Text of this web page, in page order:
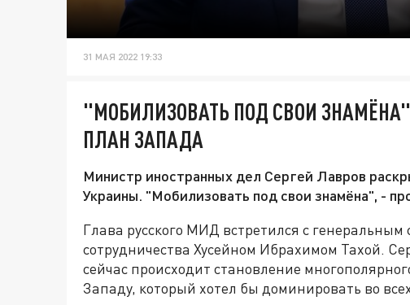
31 МАЯ 2022 19:33
"МОБИЛИЗОВАТЬ ПОД СВОИ
ПЛАН ЗАПАДА
Министр иностранных дел Сергей Лавров
Украины. "Мобилизовать под свои знамёна", -
Глава русского МИД встретился с
сотрудничества Хусейном Ибрахимом Тахой.
сейчас происходит становление
Западу, который хотел бы доминировать во